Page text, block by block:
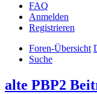
FAQ
Anmelden
Registrieren
Foren-Übersicht
Suche
alte PBP2